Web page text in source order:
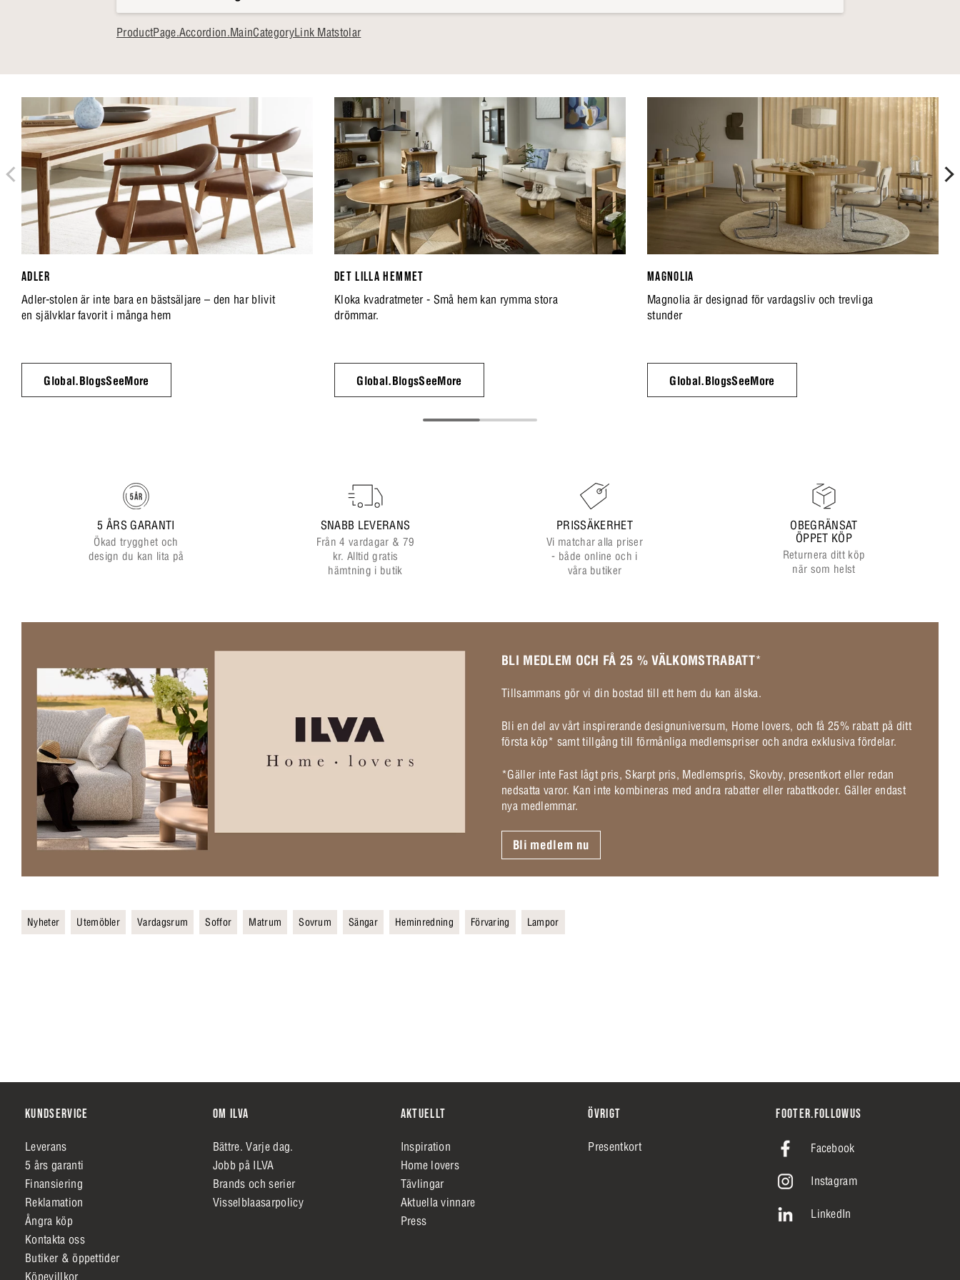
ProductPage.Accordion.MainCategoryLink Matstolar
ADLER
Adler-stolen är inte bara en bästsäljare – den har blivit
en självklar favorit i många hem
Global.BlogsSeeMore
DET LILLA HEMMET
Kloka kvadratmeter - Små hem kan rymma stora
drömmar.
Global.BlogsSeeMore
MAGNOLIA
Magnolia är designad för vardagsliv och trevliga
stunder
Global.BlogsSeeMore
5 ÅRS GARANTI
Ökad trygghet och
design du kan lita på
SNABB LEVERANS
Från 4 vardagar & 79
kr. Alltid gratis
hämtning i butik
PRISSÄKERHET
Vi matchar alla priser
- både online och i
våra butiker
OBEGRÄNSAT
ÖPPET KÖP
Returnera ditt köp
när som helst
BLI MEDLEM OCH FÅ 25 % VÄLKOMSTRABATT*
Tillsammans gör vi din bostad till ett hem du kan älska.
Bli en del av vårt inspirerande designuniversum, Home lovers, och få 25% rabatt på ditt
första köp* samt tillgång till förmånliga medlemspriser och andra exklusiva fördelar.
*Gäller inte Fast lågt pris, Skarpt pris, Medlemspris, Skovby, presentkort eller redan
nedsatta varor. Kan inte kombineras med andra rabatter eller rabattkoder. Gäller endast
nya medlemmar.
Bli medlem nu
Nyheter Utemöbler Vardagsrum Soffor Matrum Sovrum Sängar Heminredning Förvaring Lampor
KUNDSERVICE
Leverans
5 års garanti
Finansiering
Reklamation
Ångra köp
Kontakta oss
Butiker & öppettider
Köpevillkor
OM ILVA
Bättre. Varje dag.
Jobb på ILVA
Brands och serier
Visselblaasarpolicy
AKTUELLT
Inspiration
Home lovers
Tävlingar
Aktuella vinnare
Press
ÖVRIGT
Presentkort
FOOTER.FOLLOWUS
Facebook
Instagram
LinkedIn